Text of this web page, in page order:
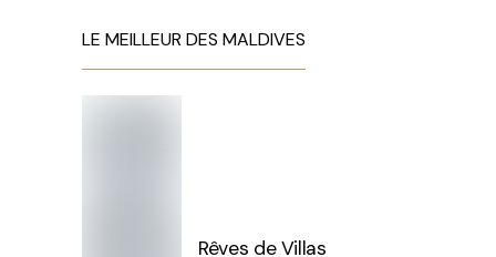
LE MEILLEUR DES MALDIVES
Rêves de Villas